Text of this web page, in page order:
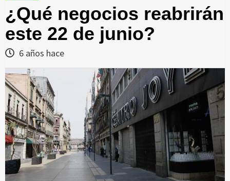
¿Qué negocios reabrirán
este 22 de junio?
6 años hace